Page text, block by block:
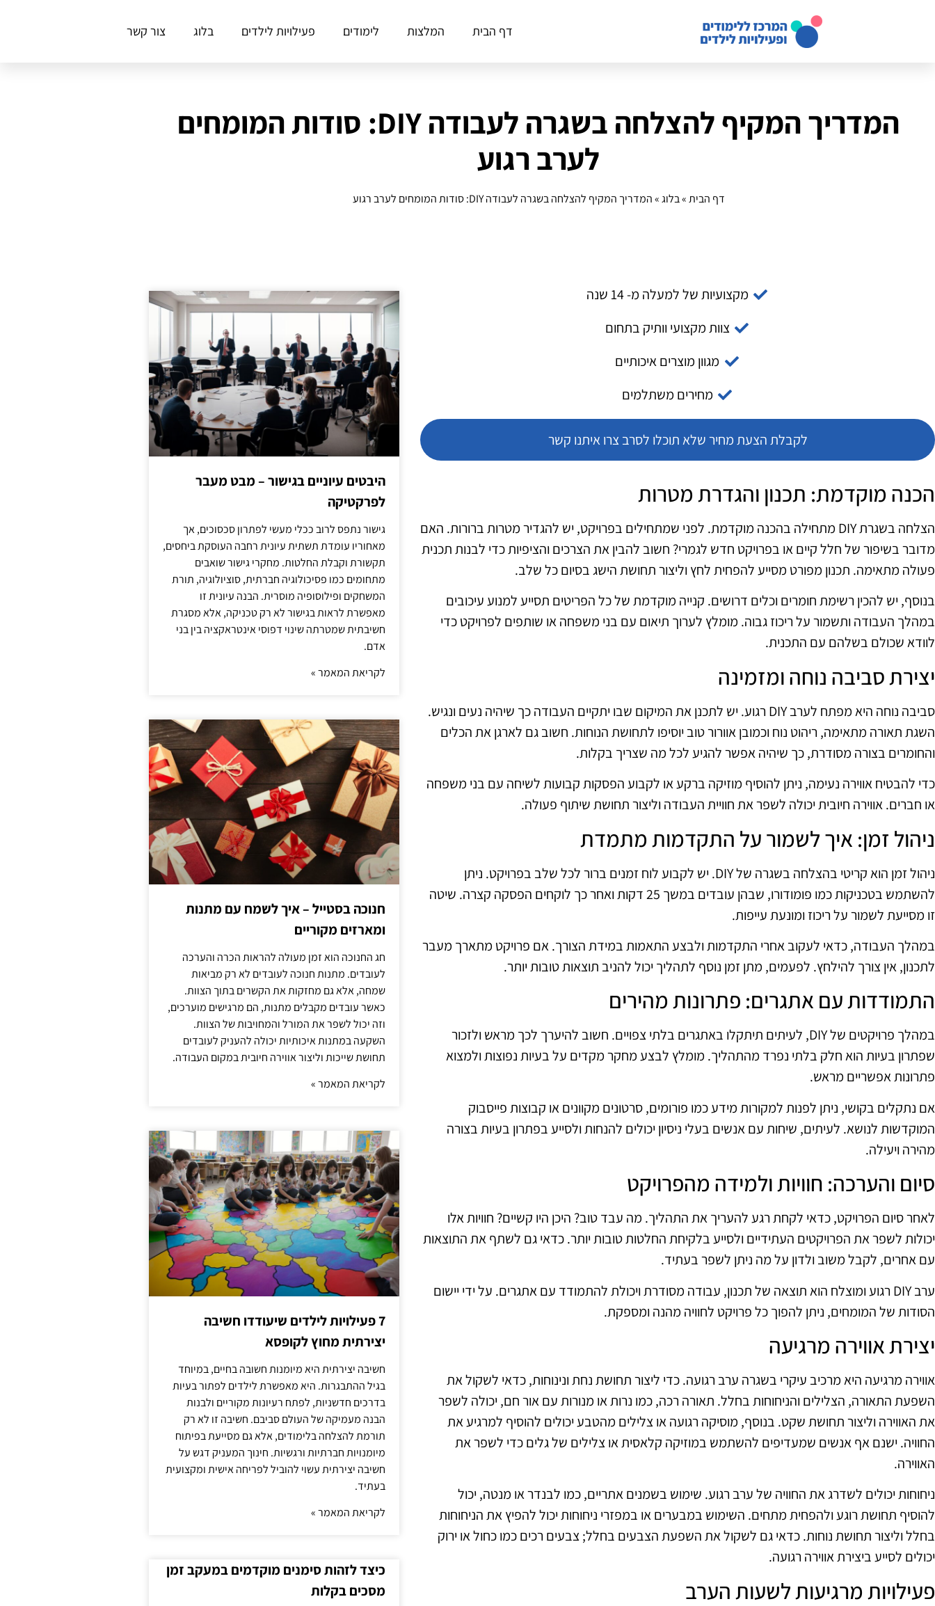
דף הבית המלצות לימודים פעילויות לילדים בלוג צור קשר
המדריך המקיף להצלחה בשגרה לעבודה DIY: סודות המומחים
לערב רגוע
דף הבית»בלוג»המדריך המקיף להצלחה בשגרה לעבודה DIY: סודות המומחים לערב רגוע
מקצועיות של למעלה מ- 14 שנה
צוות מקצועי וותיק בתחום
מגוון מוצרים איכותיים
מחירים משתלמים
לקבלת הצעת מחיר שלא תוכלו לסרב צרו איתנו קשר
הכנה מוקדמת: תכנון והגדרת מטרות
הצלחה בשגרת DIY מתחילה בהכנה מוקדמת. לפני שמתחילים בפרויקט, יש להגדיר מטרות ברורות. האם
מדובר בשיפור של חלל קיים או בפרויקט חדש לגמרי? חשוב להבין את הצרכים והציפיות כדי לבנות תכנית
פעולה מתאימה. תכנון מפורט מסייע להפחית לחץ וליצור תחושת הישג בסיום כל שלב.
בנוסף, יש להכין רשימת חומרים וכלים דרושים. קנייה מוקדמת של כל הפריטים תסייע למנוע עיכובים
במהלך העבודה ותשמור על ריכוז גבוה. מומלץ לערוך תיאום עם בני משפחה או שותפים לפרויקט כדי
לוודא שכולם בשלהם עם התכנית.
יצירת סביבה נוחה ומזמינה
סביבה נוחה היא מפתח לערב DIY רגוע. יש לתכנן את המיקום שבו יתקיים העבודה כך שיהיה נעים ונגיש.
השגת תאורה מתאימה, ריהוט נוח וכמובן אוורור טוב יוסיפו לתחושת הנוחות. חשוב גם לארגן את הכלים
והחומרים בצורה מסודרת, כך שיהיה אפשר להגיע לכל מה שצריך בקלות.
כדי להבטיח אווירה נעימה, ניתן להוסיף מוזיקה ברקע או לקבוע הפסקות קבועות לשיחה עם בני משפחה
או חברים. אווירה חיובית יכולה לשפר את חוויית העבודה וליצור תחושת שיתוף פעולה.
ניהול זמן: איך לשמור על התקדמות מתמדת
ניהול זמן הוא קריטי בהצלחה בשגרה של DIY. יש לקבוע לוח זמנים ברור לכל שלב בפרויקט. ניתן
להשתמש בטכניקות כמו פומודורו, שבהן עובדים במשך 25 דקות ואחר כך לוקחים הפסקה קצרה. שיטה
זו מסייעת לשמור על ריכוז ומונעת עייפות.
במהלך העבודה, כדאי לעקוב אחרי התקדמות ולבצע התאמות במידת הצורך. אם פרויקט מתארך מעבר
לתכנון, אין צורך להילחץ. לפעמים, מתן זמן נוסף לתהליך יכול להניב תוצאות טובות יותר.
התמודדות עם אתגרים: פתרונות מהירים
במהלך פרויקטים של DIY, לעיתים תיתקלו באתגרים בלתי צפויים. חשוב להיערך לכך מראש ולזכור
שפתרון בעיות הוא חלק בלתי נפרד מהתהליך. מומלץ לבצע מחקר מקדים על בעיות נפוצות ולמצוא
פתרונות אפשריים מראש.
אם נתקלים בקושי, ניתן לפנות למקורות מידע כמו פורומים, סרטונים מקוונים או קבוצות פייסבוק
המוקדשות לנושא. לעיתים, שיחות עם אנשים בעלי ניסיון יכולים להנחות ולסייע בפתרון בעיות בצורה
מהירה ויעילה.
סיום והערכה: חוויות ולמידה מהפרויקט
לאחר סיום הפרויקט, כדאי לקחת רגע להעריך את התהליך. מה עבד טוב? היכן היו קשיים? חוויות אלו
יכולות לשפר את הפרויקטים העתידיים ולסייע בלקיחת החלטות טובות יותר. כדאי גם לשתף את התוצאות
עם אחרים, לקבל משוב ולדון על מה ניתן לשפר בעתיד.
ערב DIY רגוע ומוצלח הוא תוצאה של תכנון, עבודה מסודרת ויכולת להתמודד עם אתגרים. על ידי יישום
הסודות של המומחים, ניתן להפוך כל פרויקט לחוויה מהנה ומספקת.
יצירת אווירה מרגיעה
אווירה מרגיעה היא מרכיב עיקרי בשגרה ערב רגועה. כדי ליצור תחושת נחת ונינוחות, כדאי לשקול את
השפעת התאורה, הצלילים והניחוחות בחלל. תאורה רכה, כמו נרות או מנורות עם אור חם, יכולה לשפר
את האווירה וליצור תחושת שקט. בנוסף, מוסיקה רגועה או צלילים מהטבע יכולים להוסיף למרגיע את
החוויה. ישנם אף אנשים שמעדיפים להשתמש במוזיקה קלאסית או צלילים של גלים כדי לשפר את
האווירה.
ניחוחות יכולים לשדרג את החוויה של ערב רגוע. שימוש בשמנים אתריים, כמו לבנדר או מנטה, יכול
להוסיף תחושת רוגע ולהפחית מתחים. השימוש במבערים או במפזרי ניחוחות יכול להפיץ את הניחוחות
בחלל וליצור תחושת נוחות. כדאי גם לשקול את השפעת הצבעים בחלל; צבעים רכים כמו כחול או ירוק
יכולים לסייע ביצירת אווירה רגועה.
פעילויות מרגיעות לשעות הערב
היבטים עיוניים בגישור – מבט מעבר
לפרקטיקה
גישור נתפס לרוב ככלי מעשי לפתרון סכסוכים, אך
מאחוריו עומדת תשתית עיונית רחבה העוסקת ביחסים,
תקשורת וקבלת החלטות. מחקרי גישור שואבים
מתחומים כמו פסיכולוגיה חברתית, סוציולוגיה, תורת
המשחקים ופילוסופיה מוסרית. הבנה עיונית זו
מאפשרת לראות בגישור לא רק טכניקה, אלא מסגרת
חשיבתית שמטרתה שינוי דפוסי אינטראקציה בין בני
אדם.
לקריאת המאמר »
חנוכה בסטייל – איך לשמח עם מתנות
ומארזים מקוריים
חג החנוכה הוא זמן מעולה להראות הכרה והערכה
לעובדים. מתנות חנוכה לעובדים לא רק מביאות
שמחה, אלא גם מחזקות את הקשרים בתוך הצוות.
כאשר עובדים מקבלים מתנות, הם מרגישים מוערכים,
וזה יכול לשפר את המורל והמחויבות של הצוות.
השקעה במתנות איכותיות יכולה להעניק לעובדים
תחושת שייכות וליצור אווירה חיובית במקום העבודה.
לקריאת המאמר »
7 פעילויות לילדים שיעודדו חשיבה
יצירתית מחוץ לקופסא
חשיבה יצירתית היא מיומנות חשובה בחיים, במיוחד
בגיל ההתבגרות. היא מאפשרת לילדים לפתור בעיות
בדרכים חדשניות, לפתח רעיונות מקוריים ולבנות
הבנה מעמיקה של העולם סביבם. חשיבה זו לא רק
תורמת להצלחה בלימודים, אלא גם מסייעת בפיתוח
מיומנויות חברתיות ורגשיות. חינוך המעניק דגש על
חשיבה יצירתית עשוי להוביל לפריחה אישית ומקצועית
בעתיד.
לקריאת המאמר »
כיצד לזהות סימנים מוקדמים במעקב זמן
מסכים בקלות